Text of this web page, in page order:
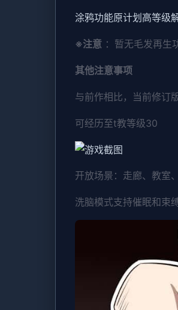
涂鸦功能原计划高等级
※注意 ：暂无毛发再生
其他注意事项
与前作相比，当前修订
可经历至t教等级30
开放场景：走廊、教室
洗脑模式支持催眠和束